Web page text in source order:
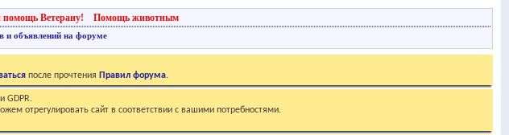
Ветерану! Помощь животным
и объявлений на форуме
после прочтения Правил форума.
GDPR.
отрегулировать сайт в соответствии с вашими потребностями.